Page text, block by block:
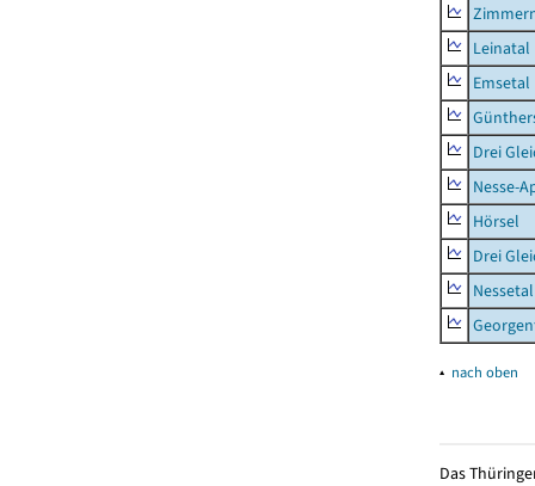
Leinatal
Emsetal
Drei
Nesse-
Hörsel
Drei
Nessetal
▴ nach oben
Das